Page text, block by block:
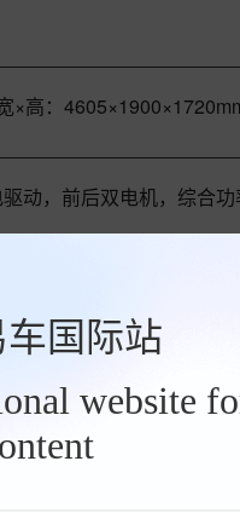
国际站
website
×高：
动，前后双电机，综合
称：“天神之眼”辅助驾驶
能：
辅助：城市领航辅助（